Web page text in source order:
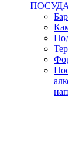
ПОСУДА